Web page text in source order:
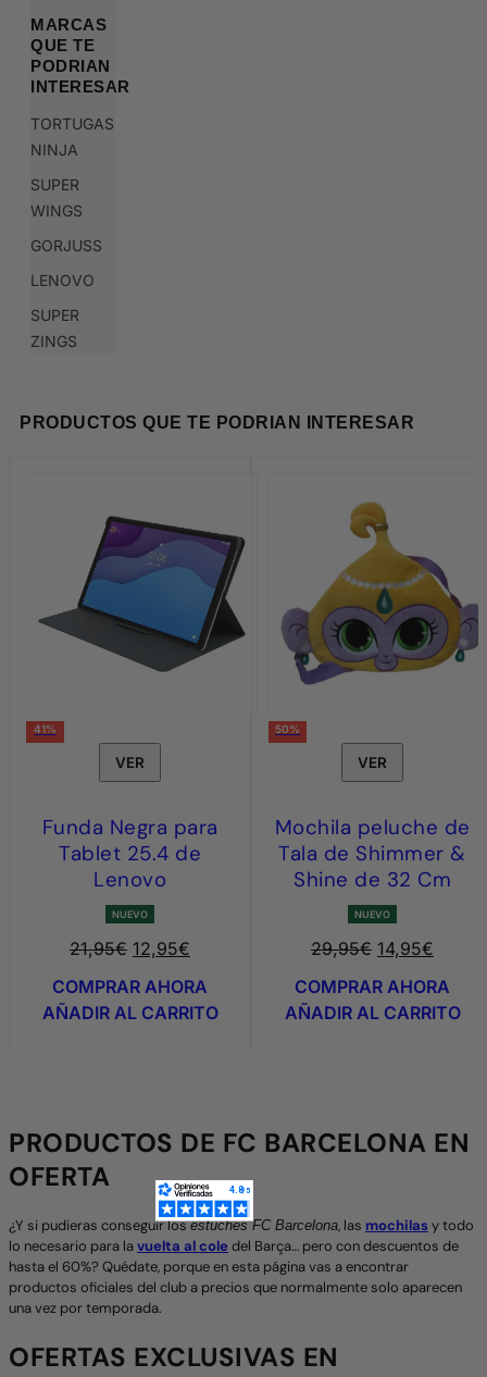
MARCAS
QUE TE
PODRIAN
INTERESAR
TORTUGAS
NINJA
SUPER
WINGS
GORJUSS
LENOVO
SUPER
ZINGS
PRODUCTOS QUE TE PODRIAN INTERESAR
41%
VER
Funda Negra para
Tablet 25.4 de
Lenovo
NUEVO
21,95€
El
original
era:
12,95€
COMPRAR AHORA
AÑADIR AL CARRITO
50%
VER
Mochila peluche de
Tala de Shimmer &
Shine de 32 Cm
NUEVO
29,95€
El
original
era:
14,95€
COMPRAR AHORA
AÑADIR AL CARRITO
PRODUCTOS DE FC BARCELONA EN
OFERTA
¿Y si pudieras conseguir losestuches FC Barcelona, las mochilas y todo
lo necesario para lavuelta al coledel Barça… pero con descuentos de
hasta el 60%? Quédate, porque en esta página vas a encontrar
productos oficiales del club a precios que normalmente solo aparecen
una vez por temporada.
OFERTAS EXCLUSIVAS EN